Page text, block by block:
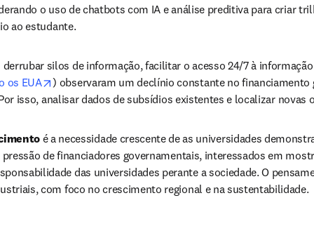
o uso de chatbots com IA e análise preditiva para criar
ao estudante.
silos de informação, facilitar o acesso 24/7 à
os EUA
opens in new tab/window
) observaram um declínio constante no
isso, analisar dados de subsídios existentes e localizar novas
é a necessidade crescente de as universidades
de financiadores governamentais, interessados em
das universidades perante a sociedade. O
com foco no crescimento regional e na sustentabilidade.